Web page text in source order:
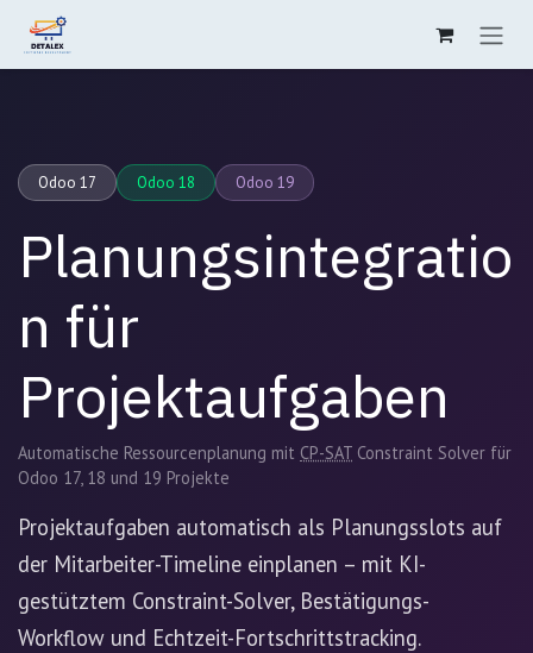
Zum Inhalt springen
Odoo 17 Odoo 18 Odoo 19
Planungsintegratio
n für
Projektaufgaben
Automatische Ressourcenplanung mit CP-SAT Constraint Solver für
Odoo 17, 18 und 19 Projekte
Projektaufgaben automatisch als Planungsslots auf
der Mitarbeiter-Timeline einplanen – mit KI-
gestütztem Constraint-Solver, Bestätigungs-
Workflow und Echtzeit-Fortschrittstracking.